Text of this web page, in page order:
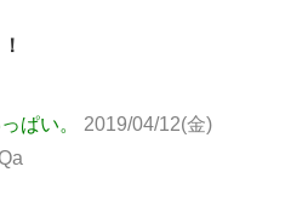
ぱい。
2019/04/12(金)